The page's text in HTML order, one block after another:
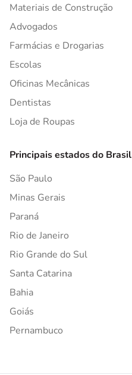
Materiais de Construção
Advogados
Farmácias e Drogarias
Escolas
Oficinas Mecânicas
Dentistas
Loja de Roupas
Principais estados do Brasil
São Paulo
Minas Gerais
Paraná
Rio de Janeiro
Rio Grande do Sul
Santa Catarina
Bahia
Goiás
Pernambuco